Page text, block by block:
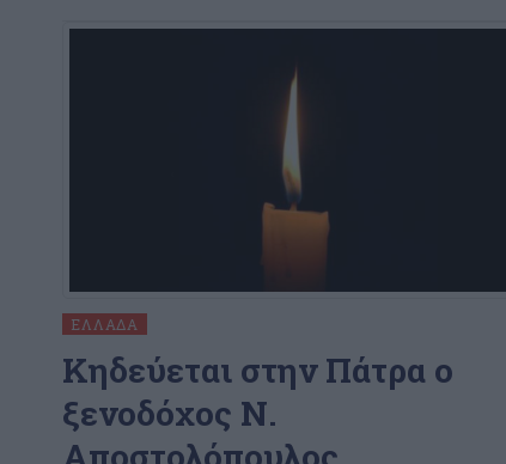
ΕΛΛΆΔΑ
Κηδεύεται στην Πάτρα ο
ξενοδόχος Ν.